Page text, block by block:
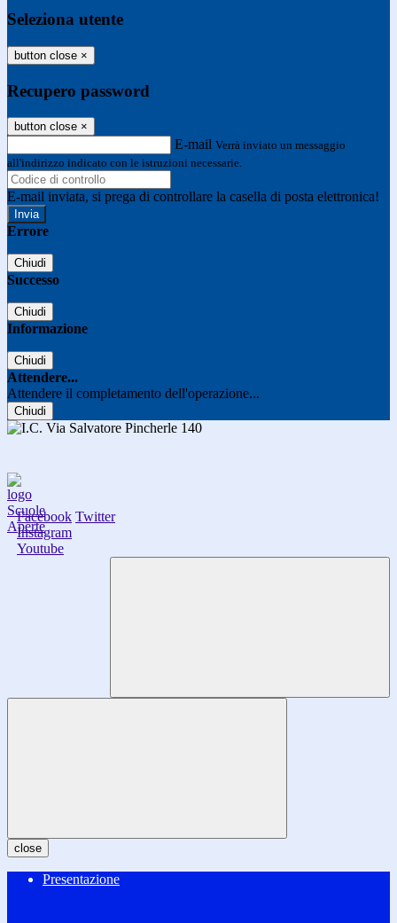
Seleziona utente
button close ×
Recupero password
button close ×
E-mail Verrà inviato un messaggio
all'indirizzo indicato con le istruzioni necessarie.
E-mail inviata, si prega di controllare la casella di posta elettronica!
Errore
Chiudi
Successo
Chiudi
Informazione
Chiudi
Attendere...
Attendere il completamento dell'operazione...
Chiudi
Facebook Twitter
Instagram
Youtube
close
Presentazione